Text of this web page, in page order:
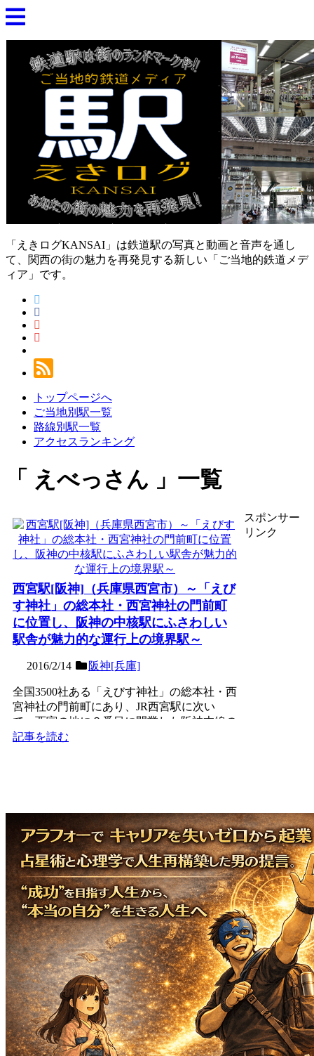
「えきログKANSAI」は鉄道駅の写真と動画と音声を通し
て、関西の街の魅力を再発見する新しい「ご当地的鉄道メデ
ィア」です。
トップページへ
ご当地別駅一覧
路線別駅一覧
アクセスランキング
えべっさん 一覧
西宮駅[阪神]（兵庫県西宮市）～「えび
す神社」の総本社・西宮神社の門前町
に位置し、阪神の中核駅にふさわしい
駅舎が魅力的な運行上の境界駅～
2016/2/14 阪神[兵庫]
全国3500社ある「えびす神社」の総本社・西
宮神社の門前町にあり、JR西宮駅に次い
で、西宮の地に２番目に開業した阪神本線の
２面４線の高架駅。...
記事を読む
スポンサー
リンク